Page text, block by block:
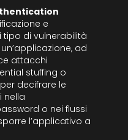
e
tipo di vulnerabilità
ad
attacchi
stuffing o
decifrare le
nella
o nei flussi
l’applicativo a